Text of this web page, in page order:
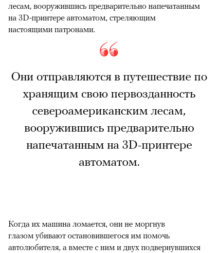
лесам, вооружившись предварительно напечатанным
на 3D-принтере автоматом, стреляющим
настоящими патронами.
Они отправляются в путешествие по
хранящим свою первозданность
североамериканским лесам,
вооружившись предварительно
напечатанным на 3D-принтере
автоматом.
Когда их машина ломается, они не моргнув
глазом убивают остановившегося им помочь
автолюбителя, а вместе с ним и двух подвернувшихся